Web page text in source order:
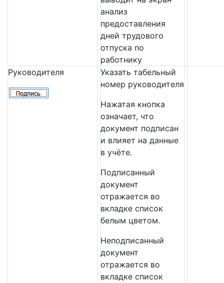
анализ
предоставления
дней трудового
отпуска по
работнику
Руководителя
Указать табельный
номер руководителя
Нажатая кнопка
означает, что
документ подписан
и влияет на данные
в учёте.
Подписанный
документ
отражается во
вкладке список
белым цветом.
Неподписанный
документ
отражается во
вкладке список